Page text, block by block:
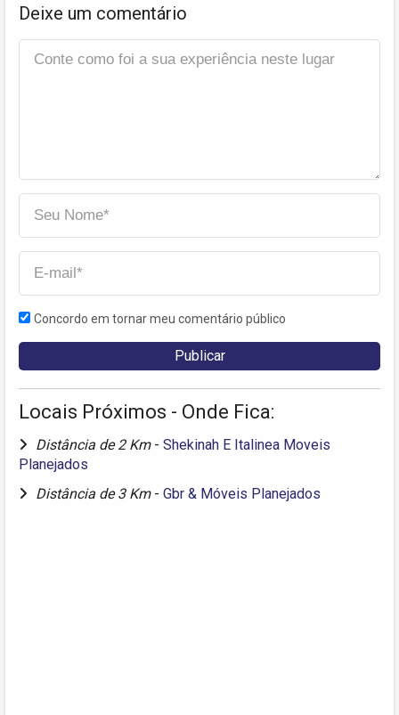
Deixe um comentário
Concordo em tornar meu comentário público
Locais Próximos - Onde Fica:
Distância de 2 Km - Shekinah E Italinea Moveis
Planejados
Distância de 3 Km - Gbr & Móveis Planejados